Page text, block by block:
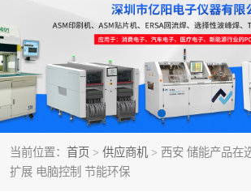
当前位置： 首页 > 供应商机 > 西安 储能产品在
扩展 电脑控制 节能环保
SX全自动高速贴片机 E系列中
NeoHorizon全自动锡膏印
刷机
选择性
回流焊HOTFLOW 3/20e 波峰焊
BGA返修台HR600/2 自动光